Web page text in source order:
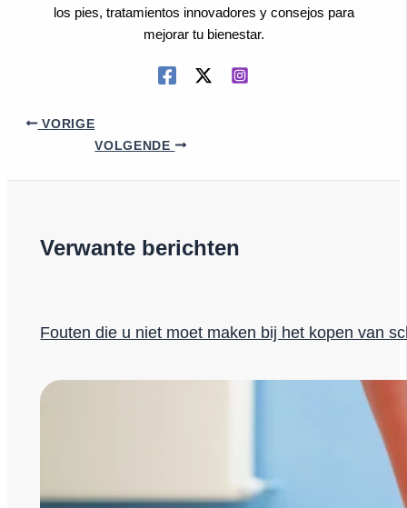
los pies, tratamientos innovadores y consejos para
mejorar tu bienestar.
VORIGE
VOLGENDE
Verwante berichten
Fouten die u niet moet maken bij het kopen van